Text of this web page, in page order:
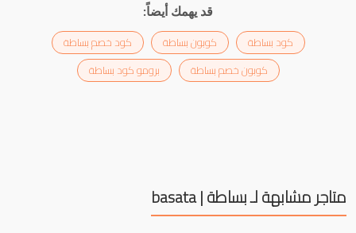
قد يهمك أيضاً:
كود بساطة كوبون بساطة
كود خصم بساطة
كوبون خصم بساطة
برومو كود بساطة
متاجر مشابهة لـ بساطة | basata